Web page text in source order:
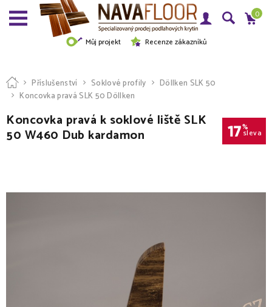
Můj projekt Recenze zákazníků
0
Příslušenství Soklové profily
Döllken SLK 50
Koncovka pravá SLK 50 Döllken
Koncovka pravá k soklové liště SLK
50 W460 Dub kardamon 17%
sleva